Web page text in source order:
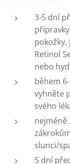
3-5 dní
Retinol
nebo
během
vyhněte
svého
nejméně
slunci/
5 dní